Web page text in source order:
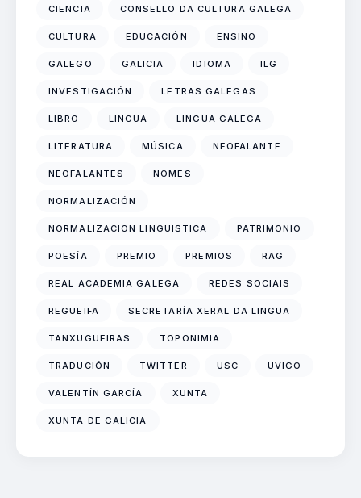
CIENCIA CONSELLO DA CULTURA GALEGA
CULTURA EDUCACIÓN ENSINO
GALEGO GALICIA IDIOMA ILG
INVESTIGACIÓN LETRAS GALEGAS
LIBRO LINGUA LINGUA GALEGA
LITERATURA MÚSICA NEOFALANTE
NEOFALANTES NOMES
NORMALIZACIÓN
NORMALIZACIÓN LINGÜÍSTICA PATRIMONIO
POESÍA PREMIO PREMIOS RAG
REAL ACADEMIA GALEGA REDES SOCIAIS
REGUEIFA SECRETARÍA XERAL DA LINGUA
TANXUGUEIRAS TOPONIMIA
TRADUCIÓN TWITTER USC UVIGO
VALENTÍN GARCÍA XUNTA
XUNTA DE GALICIA